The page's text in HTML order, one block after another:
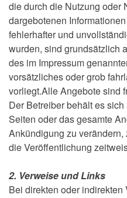
die durch die Nutzung oder
dargebotenen
fehlerhafter und
wurden, sind grundsätzlich
des im Impressum
vorsätzliches oder grob
vorliegt.Alle Angebote sind
Der Betreiber behält es
Seiten oder das gesamte
Ankündigung zu
die Veröffentlichung
2. Verweise und Links
Bei direkten oder indirekten